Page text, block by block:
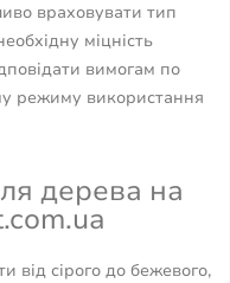
враховувати тип
міцність
вимогам по
режиму використання
дерева на
від сірого до бежевого,